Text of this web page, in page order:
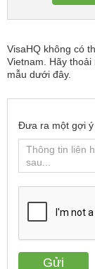
VisaHQ không có
Vietnam. Hãy
mẫu dưới đây.
Đưa ra một gợi ý